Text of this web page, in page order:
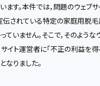
ます。本件では，問題のウェブ
伝されている特定の家庭用脱
いません。そこで，そのような
サイト運営者に「不正の利益を
なりました。